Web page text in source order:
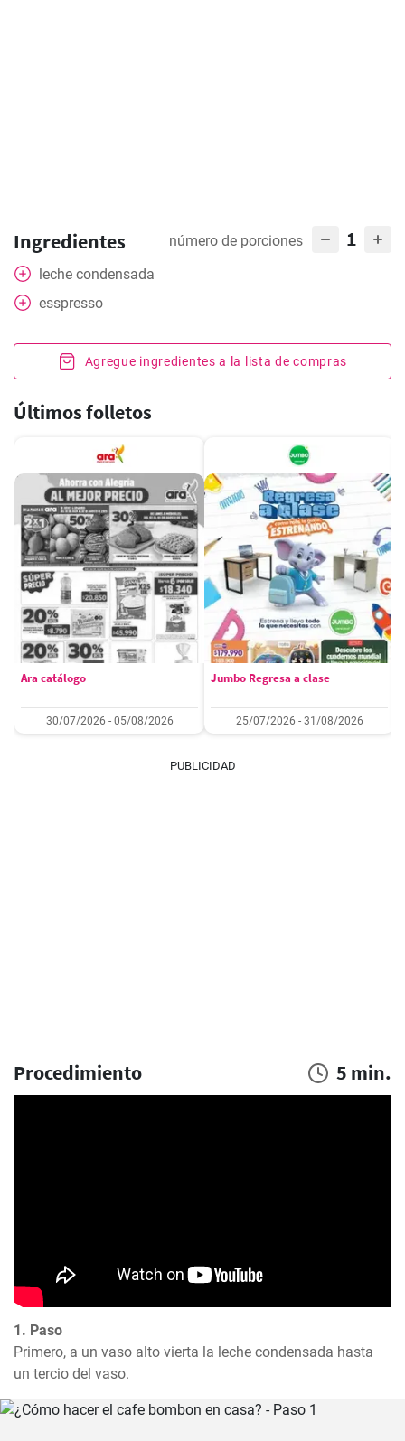
Ingredientes número de porciones 1
leche condensada
esspresso
Agregue ingredientes a la lista de compras
Últimos folletos
Ara catálogo
30/07/2026 - 05/08/2026
Jumbo Regresa a clase
25/07/2026 - 31/08/2026
PUBLICIDAD
Procedimiento 5 min.
1. Paso
Primero, a un vaso alto vierta la leche condensada hasta
un tercio del vaso.